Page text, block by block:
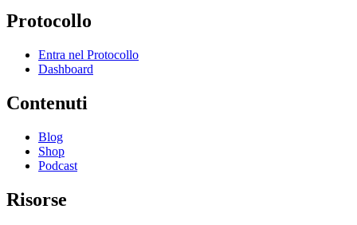
Protocollo
Entra nel Protocollo
Dashboard
Contenuti
Blog
Shop
Podcast
Risorse